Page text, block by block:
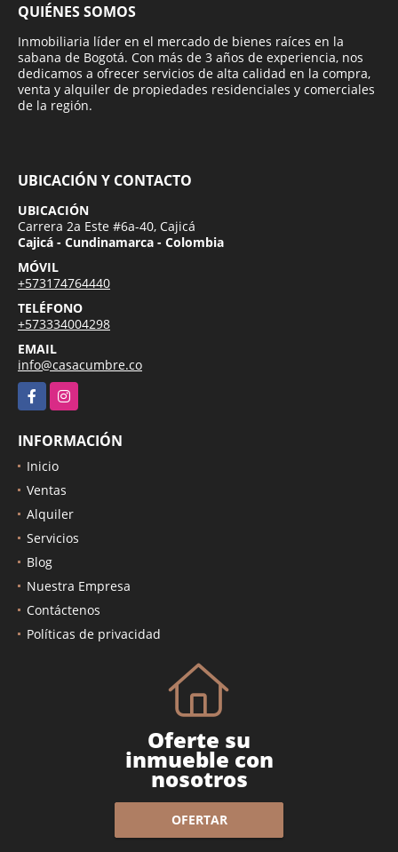
QUIÉNES SOMOS
Inmobiliaria líder en el mercado de bienes raíces en la
sabana de Bogotá. Con más de 3 años de experiencia, nos
dedicamos a ofrecer servicios de alta calidad en la compra,
venta y alquiler de propiedades residenciales y comerciales
de la región.
UBICACIÓN Y CONTACTO
UBICACIÓN
Carrera 2a Este #6a-40, Cajicá
Cajicá - Cundinamarca - Colombia
MÓVIL
+573174764440
TELÉFONO
+573334004298
EMAIL
info@casacumbre.co
FacebookInstagram
INFORMACIÓN
Inicio
Ventas
Alquiler
Servicios
Blog
Nuestra Empresa
Contáctenos
Políticas de privacidad
Oferte su
inmueble con
nosotros
OFERTAR